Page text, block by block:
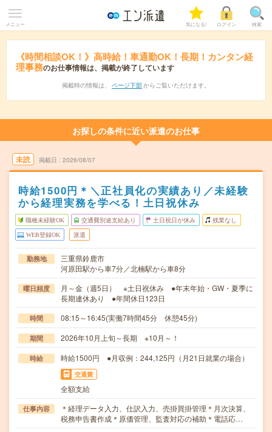
メニュー 気になる! ログイン 検索
《時間相談OK！》高時給！車通勤OK！長期！カンタン経
理事務のお仕事情報は、掲載が終了しています
掲載時の情報は、 ページ下部 からご覧いただけます。
お探しの条件に近い派遣のお仕事
未読 掲載日 2026/08/07
時給1500円＊＼正社員化の実績あり／未経験
から経理実務を学べる！土日祝休み
職種未経験OK 交通費別途支給あり 土日祝日が休み 残業なし
WEB登録OK 派遣
勤務地
三重県鈴鹿市
河原田駅から車7分／北楠駅から車8分
曜日頻度
月～金（週5日） ※土日祝休み ●年末年始・GW・夏季に
長期連休あり ●年間休日123日
時間 08:15～16:45(実働7時間45分 休憩45分)
期間 2026年10月上旬～長期 ※10月～！
時給 時給1500円 ●月収例：244,125円（月21日就業の場合）
交通費
全額支給
仕事内容
＊経理データ入力、仕訳入力、売掛買掛管理＊月次決算、
税務申告書作成＊原価管理、監査対応の補助＊電話応…